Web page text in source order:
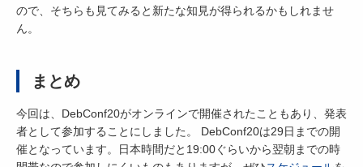
ので、そちらも見てみると新たな知見が得られるかもしれませ
ん。
まとめ
今回は、DebConf20がオンラインで開催されたこともあり、発表
者として参加することにしました。 DebConf20は29日までの開
催となっています。日本時間だと19:00ぐらいから翌朝までの時